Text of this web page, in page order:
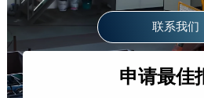
联系我们
申请最佳